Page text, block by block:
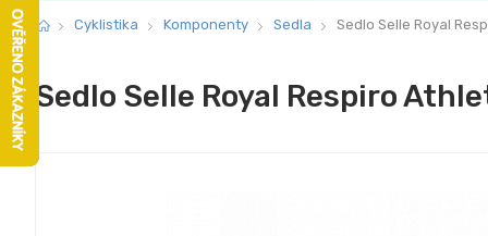
Cyklistika Komponenty Sedla Sedlo Selle Royal
Sedlo Selle Royal Respiro